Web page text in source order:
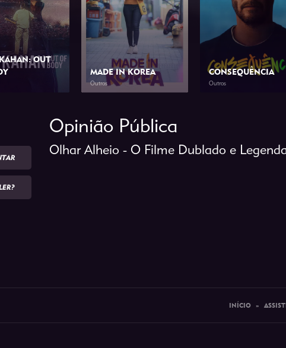
OUT
MADE IN KOREA
Outros
CONSEQUÊNCIA
Outros
Opinião Pública
Olhar Alheio - O Filme Dublado e
INÍCIO »